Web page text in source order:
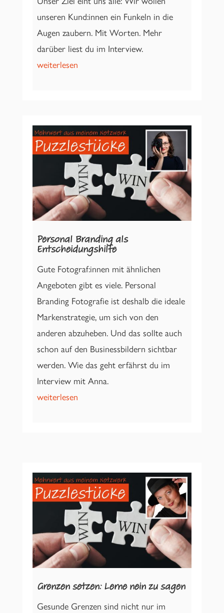
unseren Kund:innen ein Funkeln in die
Augen zaubern. Mit Worten. Mehr
darüber liest du im Interview.
weiterlesen
Personal Branding als
Entscheidungshilfe
Gute Fotograf:innen mit ähnlichen
Angeboten gibt es viele. Personal
Branding Fotografie ist deshalb die ideale
Markenstrategie, um sich von den
anderen abzuheben. Und das sollte auch
schon auf den Businessbildern sichtbar
werden. Wie das geht erfährst du im
Interview mit Anna.
weiterlesen
Grenzen setzen: Lerne nein zu sagen
Gesunde Grenzen sind nicht nur im